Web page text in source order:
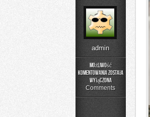
admin
Możliwość
komentowania
Fotografia
została
wyłączona
Comments